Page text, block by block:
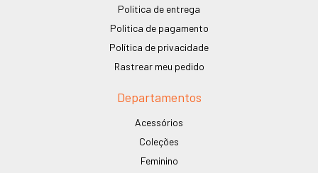
Politica de entrega
Politica de pagamento
Política de privacidade
Rastrear meu pedido
Departamentos
Acessórios
Coleções
Feminino